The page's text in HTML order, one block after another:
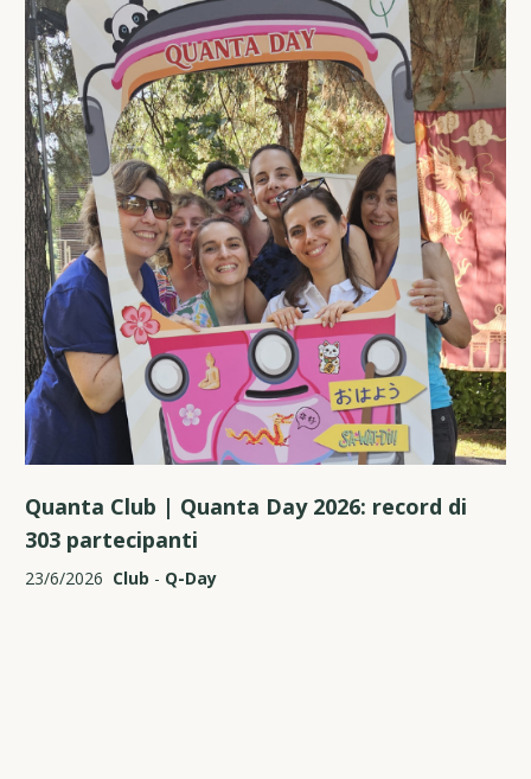
Quanta Club | Quanta Day 2026: record di
303 partecipanti
23/6/2026 Club - Q-Day